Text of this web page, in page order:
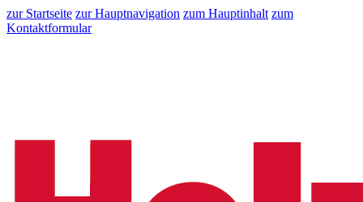
zur Startseite zur Hauptnavigation zum Hauptinhalt zum
Kontaktformular